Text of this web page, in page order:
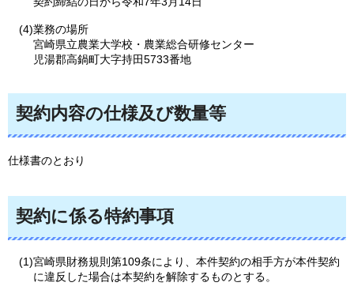
(4)業務の場所
宮崎県立農業大学校・農業総合研修センター
児湯郡高鍋町大字持田5733番地
契約内容の仕様及び数量等
仕様書のとおり
契約に係る特約事項
(1)宮崎県財務規則第109条により、本件契約の相手方が本件契約
に違反した場合は本契約を解除するものとする。